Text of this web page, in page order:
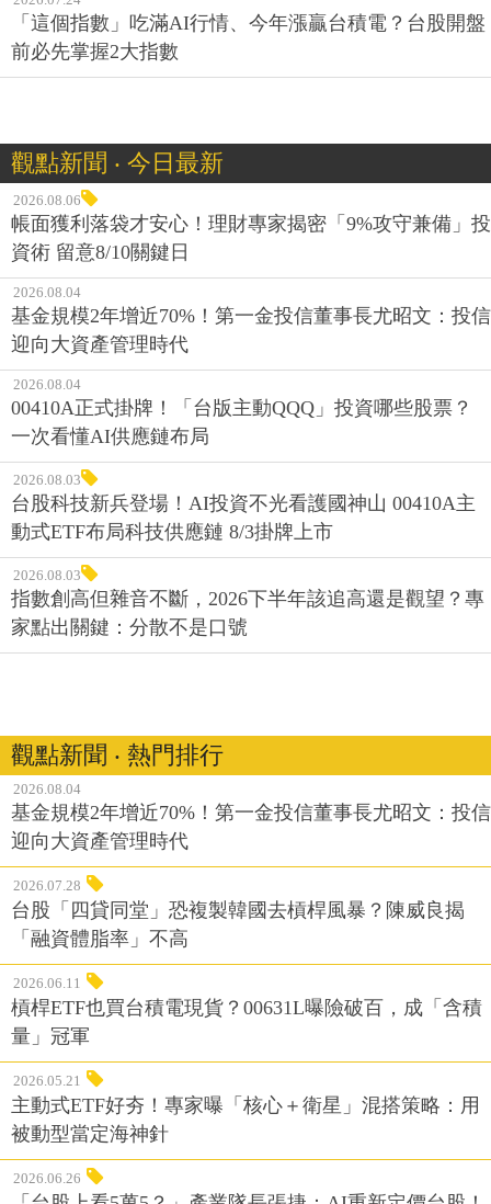
「這個指數」吃滿AI行情、今年漲贏台積電？台股開盤
前必先掌握2大指數
觀點新聞 ‧ 今日最新
2026.08.06
帳面獲利落袋才安心！理財專家揭密「9%攻守兼備」投
資術 留意8/10關鍵日
2026.08.04
基金規模2年增近70%！第一金投信董事長尤昭文：投信
迎向大資產管理時代
2026.08.04
00410A正式掛牌！「台版主動QQQ」投資哪些股票？
一次看懂AI供應鏈布局
2026.08.03
台股科技新兵登場！AI投資不光看護國神山 00410A主
動式ETF布局科技供應鏈 8/3掛牌上市
2026.08.03
指數創高但雜音不斷，2026下半年該追高還是觀望？專
家點出關鍵：分散不是口號
觀點新聞 ‧ 熱門排行
2026.08.04
基金規模2年增近70%！第一金投信董事長尤昭文：投信
迎向大資產管理時代
2026.07.28
台股「四貸同堂」恐複製韓國去槓桿風暴？陳威良揭
「融資體脂率」不高
2026.06.11
槓桿ETF也買台積電現貨？00631L曝險破百，成「含積
量」冠軍
2026.05.21
主動式ETF好夯！專家曝「核心＋衛星」混搭策略：用
被動型當定海神針
2026.06.26